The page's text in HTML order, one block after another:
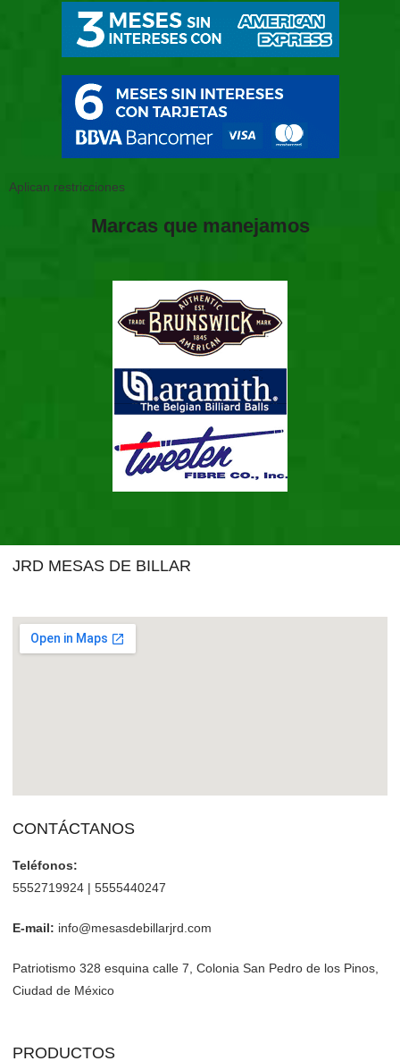
Aplican restricciones
Marcas que manejamos
JRD MESAS DE BILLAR
CONTÁCTANOS
Teléfonos:
5552719924 | 5555440247
E-mail: info@mesasdebillarjrd.com
Patriotismo 328 esquina calle 7, Colonia San Pedro de los Pinos,
Ciudad de México
PRODUCTOS